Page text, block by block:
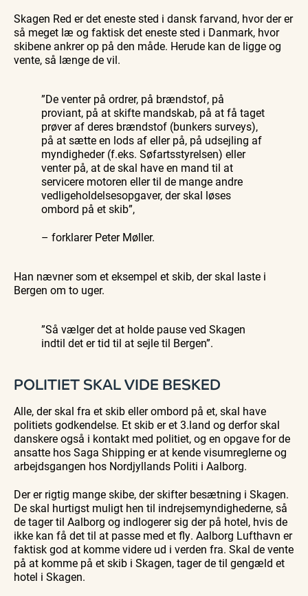
Skagen Red er det eneste sted i dansk farvand, hvor der er
så meget læ og faktisk det eneste sted i Danmark, hvor
skibene ankrer op på den måde. Herude kan de ligge og
vente, så længe de vil.
”De venter på ordrer, på brændstof, på
proviant, på at skifte mandskab, på at få taget
prøver af deres brændstof (bunkers surveys),
på at sætte en lods af eller på, på udsejling af
myndigheder (f.eks. Søfartsstyrelsen) eller
venter på, at de skal have en mand til at
servicere motoren eller til de mange andre
vedligeholdelsesopgaver, der skal løses
ombord på et skib”,
– forklarer Peter Møller.
Han nævner som et eksempel et skib, der skal laste i
Bergen om to uger.
”Så vælger det at holde pause ved Skagen
indtil det er tid til at sejle til Bergen”.
POLITIET SKAL VIDE BESKED
Alle, der skal fra et skib eller ombord på et, skal have
politiets godkendelse. Et skib er et 3.land og derfor skal
danskere også i kontakt med politiet, og en opgave for de
ansatte hos Saga Shipping er at kende visumreglerne og
arbejdsgangen hos Nordjyllands Politi i Aalborg.
Der er rigtig mange skibe, der skifter besætning i Skagen.
De skal hurtigst muligt hen til indrejsemyndighederne, så
de tager til Aalborg og indlogerer sig der på hotel, hvis de
ikke kan få det til at passe med et fly. Aalborg Lufthavn er
faktisk god at komme videre ud i verden fra. Skal de vente
på at komme på et skib i Skagen, tager de til gengæld et
hotel i Skagen.